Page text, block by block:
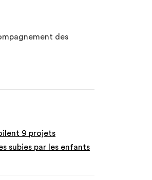
des
9 projets
subies par les enfants